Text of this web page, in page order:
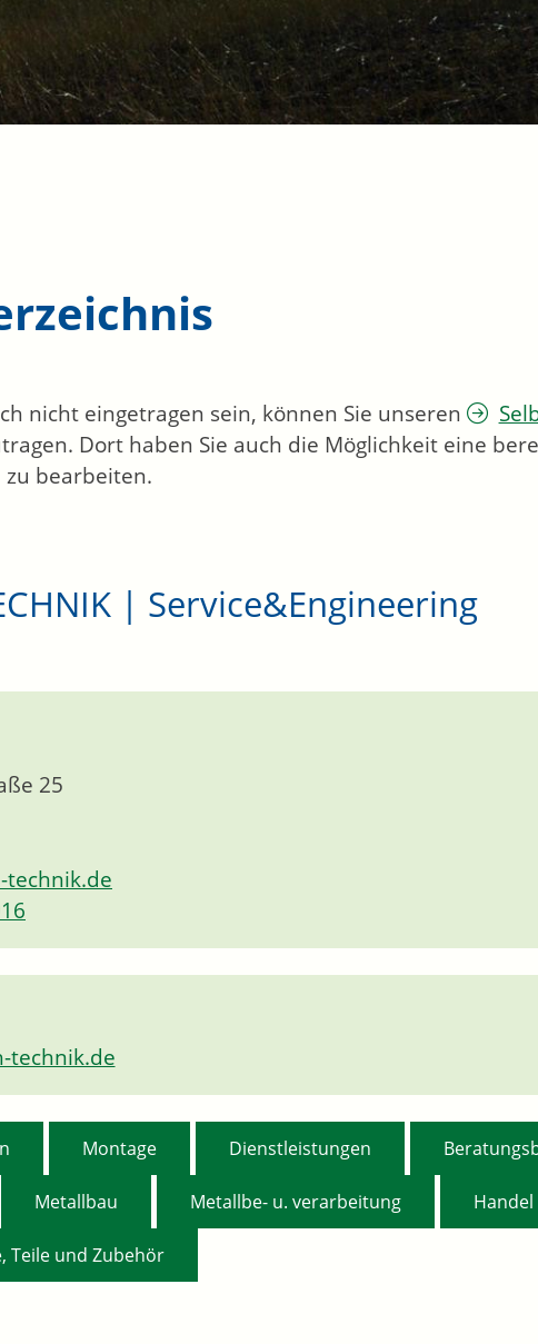
nicht eingetragen sein, können Sie unseren
Dort haben Sie auch die Möglichkeit eine
zu bearbeiten.
| Service&Engineering
25
technik.de
technik.de
Montage Dienstleistungen
Metallbau Metallbe- u. verarbeitung Handel
Teile und Zubehör